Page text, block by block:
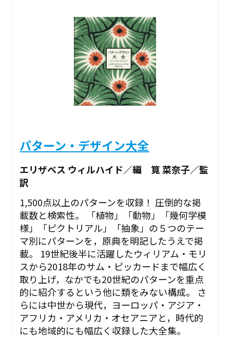
パターン・デザイン大全
エリザベス ウィルハイド／編 筧 菜奈子／監
訳
1,500点以上のパターンを収録！ 圧倒的な掲
載数と検索性。 「植物」「動物」「幾何学模
様」「ピクトリアル」「抽象」の５つのテー
マ別にパターンを，原典を明記したうえで掲
載。 19世紀後半に活躍したウィリアム・モリ
スから2018年のサム・ピッカードまで幅広く
取り上げ，なかでも20世紀のパターンを重点
的に紹介するという他に類をみない構成。 さ
らには中世から現代，ヨーロッパ・アジア・
アフリカ・アメリカ・オセアニアと，時代的
にも地域的にも幅広く収録した大全集。